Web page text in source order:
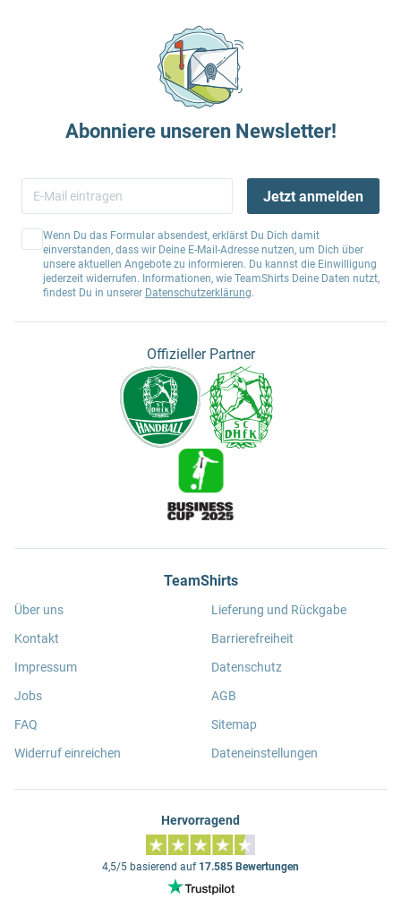
Abonniere unseren Newsletter!
Jetzt anmelden
Wenn Du das Formular absendest, erklärst Du Dich damit
einverstanden, dass wir Deine E-Mail-Adresse nutzen, um Dich über
unsere aktuellen Angebote zu informieren. Du kannst die Einwilligung
jederzeit widerrufen. Informationen, wie TeamShirts Deine Daten nutzt,
findest Du in unserer Datenschutzerklärung.
Offizieller Partner
TeamShirts
Über uns
Kontakt
Impressum
Jobs
FAQ
Widerruf einreichen
Lieferung und Rückgabe
Barrierefreiheit
Datenschutz
AGB
Sitemap
Dateneinstellungen
Hervorragend
4,5/5 basierend auf 17.585 Bewertungen